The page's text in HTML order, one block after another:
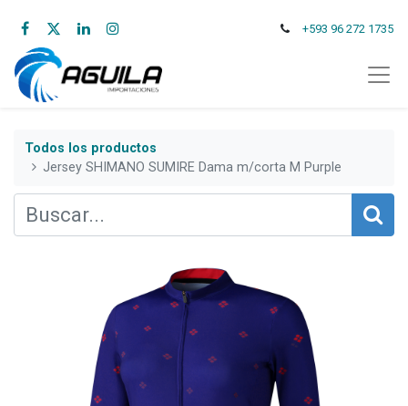
+593 96 272 1735
Todos los productos
Jersey SHIMANO SUMIRE Dama m/corta M Purple